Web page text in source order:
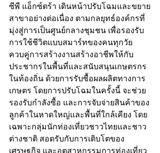
ซีพี แอ็กซ์ตร้า เดินหน้าปรับโฉมและขยาย
สาขาอย่างต่อเนื่อง ตามกลยุทธ์องค์กรที่
มุ่งสู่การเป็นศูนย์กลางชุมชน เพื่อรองรับ
การใช้ชีวิตแบบสมาร์ทของคนทุกวัย
ควบคู่การสร้างงานสร้างอาชีพให้กับ
ประชากรในพื้นที่และสนับสนุนเกษตรกร
ในท้องถิ่น ด้วยการรับซื้อผลผลิตทางการ
เกษตร โดยการปรับโฉมในครั้งนี้ จะช่วย
รองรับกำลังซื้อ และการจับจ่ายสินค้าของ
ลูกค้าในหาดใหญ่และพื้นที่ใกล้เคียง โดย
เฉพาะกลุ่มนักท่องเที่ยวชาวไทยและชาว
ต่างชาติ สอดรับกับการเติบโตของ